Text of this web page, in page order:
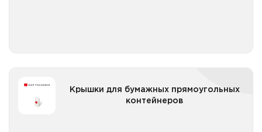
Крышки для бумажных прямоугольных
контейнеров
контейнеров